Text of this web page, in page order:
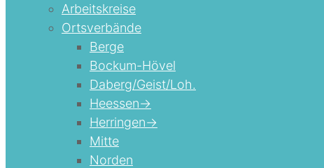
Arbeitskreise
Ortsverbände
Berge
Bockum-Hövel
Daberg/Geist/Loh.
Heessen->
Herringen->
Mitte
Norden